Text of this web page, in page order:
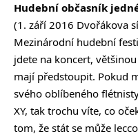
Hudební občasník
(1. září 2016 Dvořákova
Mezinárodní hudební
jdete na koncert,
mají předstoupit. Pokud
svého oblíbeného
XY, tak trochu víte, co
tom, že stát se může